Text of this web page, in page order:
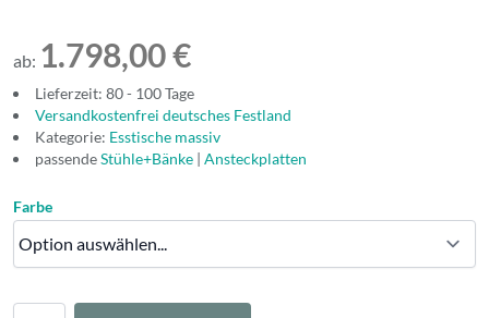
ab: 1.798,00 €
Lieferzeit: 80 - 100 Tage
Versandkostenfrei deutsches Festland
Kategorie: Esstische massiv
passendeStühle+Bänke | Ansteckplatten
Farbe